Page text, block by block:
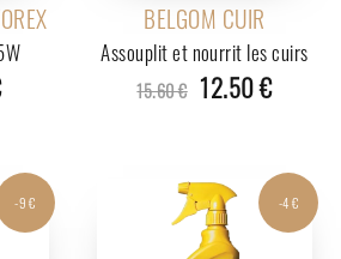
BELGOM CUIR
Assouplit et nourrit les cuirs
15.60 € 12.50 €
-9 € -4 €